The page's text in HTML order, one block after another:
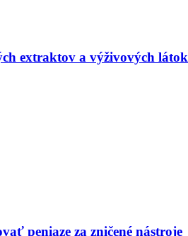
extraktov a výživových látok
peniaze za zničené nástroje